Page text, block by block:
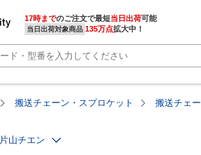
17時までのご注文で最短当日出荷
当日出荷対象商品 135万点拡大中！
搬送チェーン・スプロケット 搬送チェ
片山チエン